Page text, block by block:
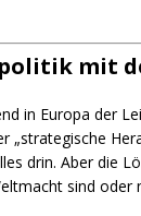
mit
in Europa der
„strategische
drin. Aber die
sind oder